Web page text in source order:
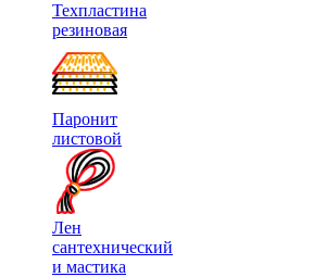
Техпластина
резиновая
Паронит
листовой
Лен
сантехнический
и мастика